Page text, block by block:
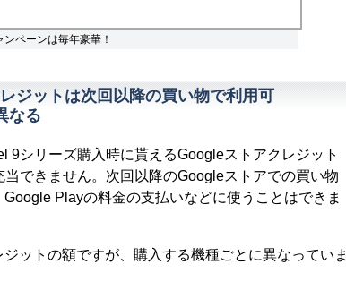
ペーンは毎年豪華！
ジットは次回以降の買い物で利用可
なる
シリーズ購入時に貰えるGoogleストアクレジット
できません。次回以降のGoogleストアでの買い物
Playの料金の支払いなどに使うことはできま
ットの額ですが、購入する機種ごとに異なっていま